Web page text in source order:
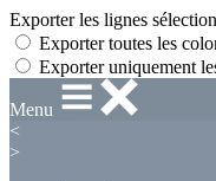
Exporter les lignes
Exporter toutes les
Exporter uniquement
Menu
<
>